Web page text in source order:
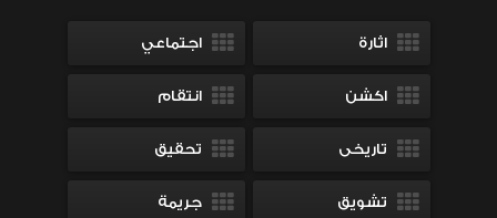
اثارة اجتماعي
اكشن انتقام
تاريخى تحقيق
تشويق جريمة